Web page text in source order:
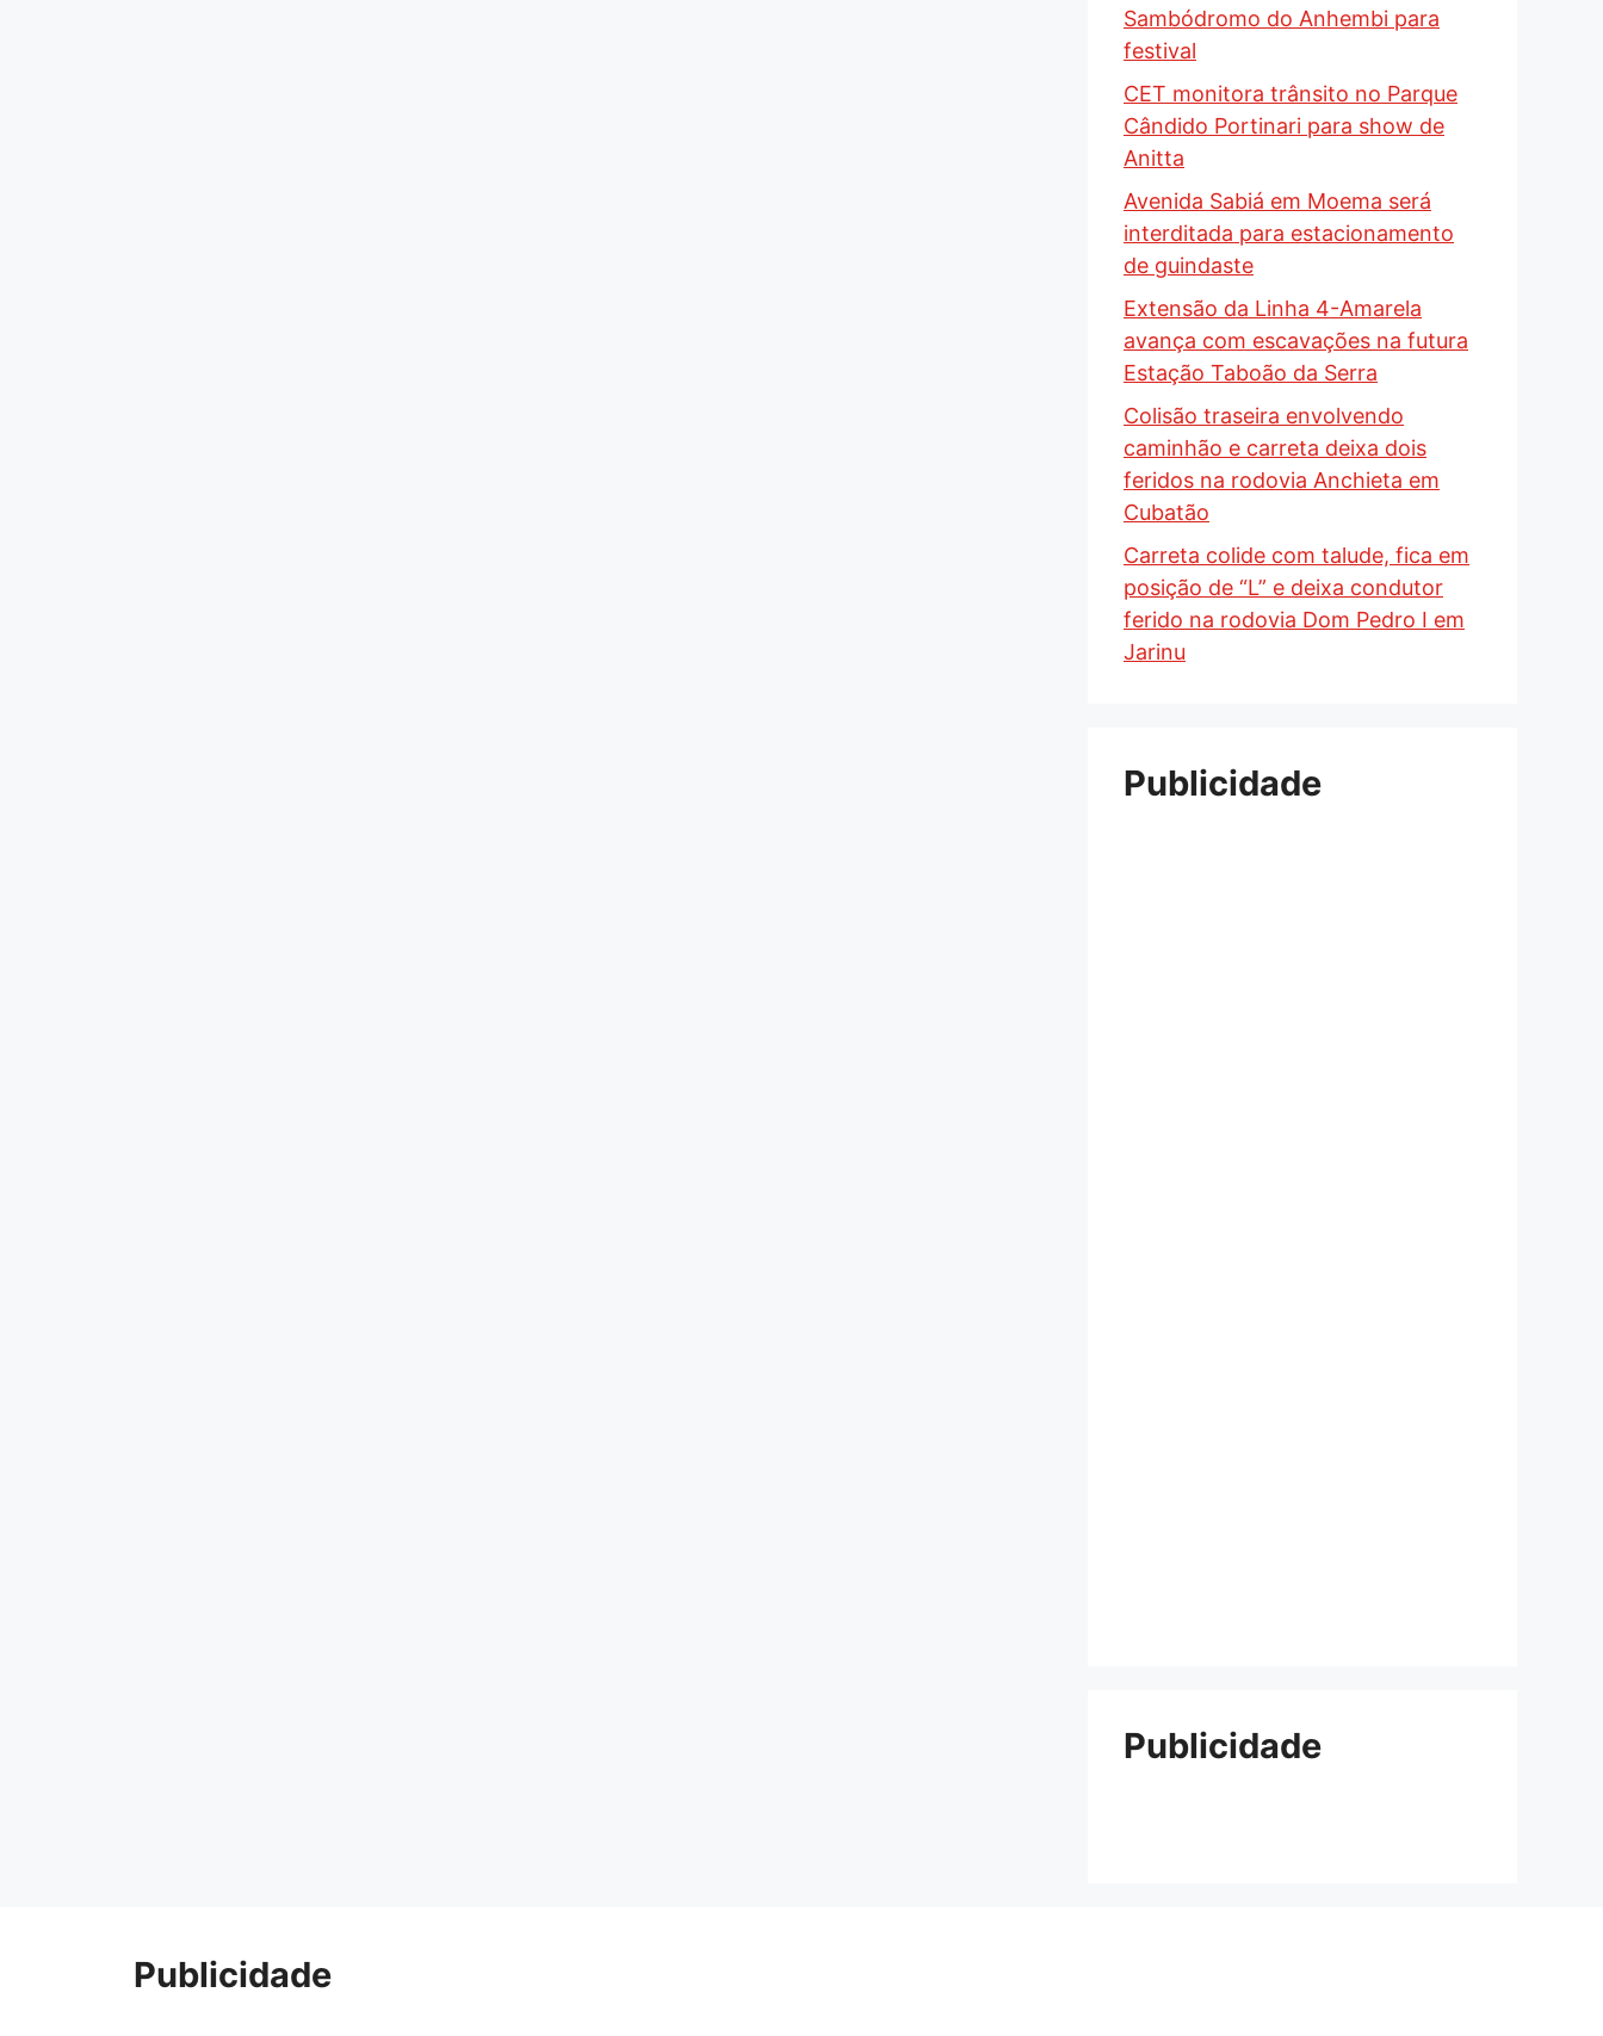
Sambódromo do Anhembi para
festival
CET monitora trânsito no Parque
Cândido Portinari para show de
Anitta
Avenida Sabiá em Moema será
interditada para estacionamento
de guindaste
Extensão da Linha 4-Amarela
avança com escavações na futura
Estação Taboão da Serra
Colisão traseira envolvendo
caminhão e carreta deixa dois
feridos na rodovia Anchieta em
Cubatão
Carreta colide com talude, fica em
posição de “L” e deixa condutor
ferido na rodovia Dom Pedro I em
Jarinu
Publicidade
Publicidade
Publicidade